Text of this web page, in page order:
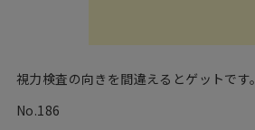
視力検査の向きを間違えるとゲットです。
No.186